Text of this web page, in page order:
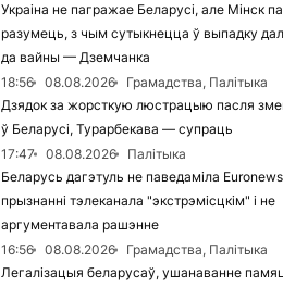
Украіна не пагражае Беларусі, але Мінск
разумець, з чым сутыкнецца ў выпадку
да вайны — Дземчанка
18:56
08.08.2026
Грамадства, Палітыка
Дзядок за жорсткую люстрацыю пасля
ў Беларусі, Турарбекава — супраць
17:47
08.08.2026
Палітыка
Беларусь дагэтуль не паведаміла
прызнанні тэлеканала "экстрэмісцкім" і не
аргументавала рашэнне
16:56
08.08.2026
Грамадства, Палітыка
Легалізацыя беларусаў, ушанаванне